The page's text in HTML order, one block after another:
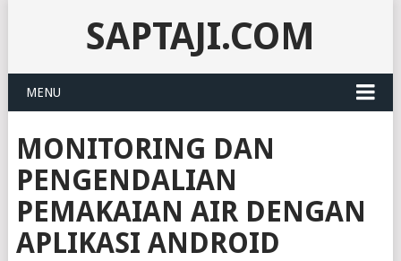
SAPTAJI.COM
MENU
MONITORING DAN
PENGENDALIAN
PEMAKAIAN AIR DENGAN
APLIKASI ANDROID